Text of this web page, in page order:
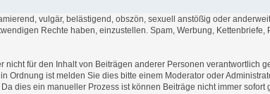
vulgär, belästigend, obszön, sexuell anstößig oder
Rechte haben, einzustellen. Spam, Werbung, Kettenbriefe,
für den Inhalt von Beiträgen anderer Personen verantwortlich
ist melden Sie dies bitte einem Moderator oder
dies ein manueller Prozess ist können Beiträge nicht immer